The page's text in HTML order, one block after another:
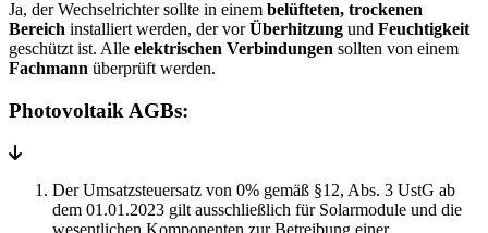
Ja, der Wechselrichter sollte in einem belüfteten, trockenen
Bereich installiert werden, der vorÜberhitzung und Feuchtigkeit
geschützt ist. Alle elektrischen Verbindungen sollten von einem
Fachmann überprüft werden.
Photovoltaik AGBs:
Der Umsatzsteuersatz von 0% gemäß §12, Abs. 3 UstG ab
dem 01.01.2023 gilt ausschließlich für Solarmodule und die
wesentlichen Komponenten zur Betreibung einer